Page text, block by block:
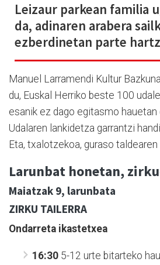
Leizaur parkean familia
da, adinaren arabera
ezberdinetan parte
Manuel Larramendi Kultur
du, Euskal Herriko beste 100
esanik ez dago egitasmo
Udalaren lankidetza garrantzi
Eta, txalotzekoa, guraso
Larunbat honetan,
Maiatzak 9, larunbata
ZIRKU TAILERRA
Ondarreta ikastetxea
16:30 5-12 urte bitarteko